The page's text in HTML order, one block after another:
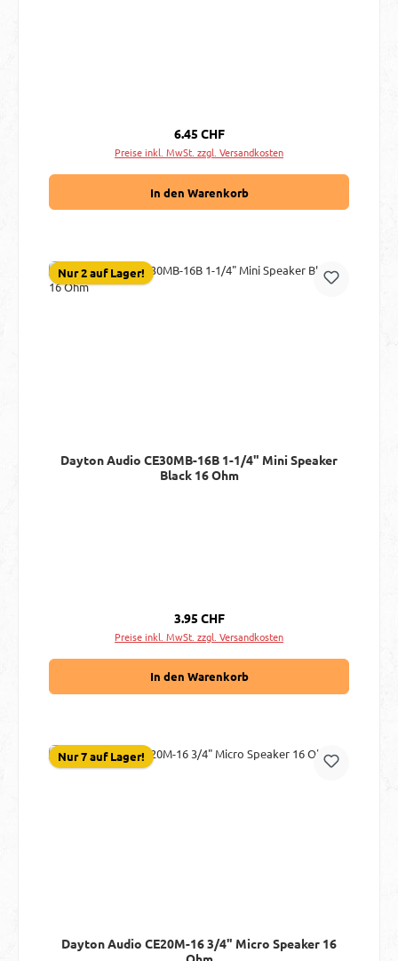
Regulärer Preis:
6.45 CHF
Preise inkl. MwSt. zzgl. Versandkosten
In den Warenkorb
Nur 2 auf Lager!
Dayton Audio CE30MB-16B 1-1/4" Mini Speaker
Black 16 Ohm
Regulärer Preis:
3.95 CHF
Preise inkl. MwSt. zzgl. Versandkosten
In den Warenkorb
Nur 7 auf Lager!
Dayton Audio CE20M-16 3/4" Micro Speaker 16